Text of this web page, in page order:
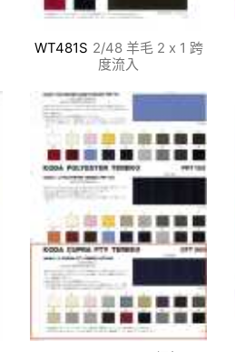
WT481S 2/48 羊毛 2 x 1 跨
度流入